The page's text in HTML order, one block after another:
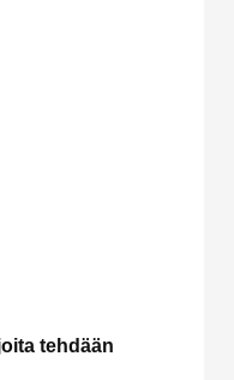
tehdään